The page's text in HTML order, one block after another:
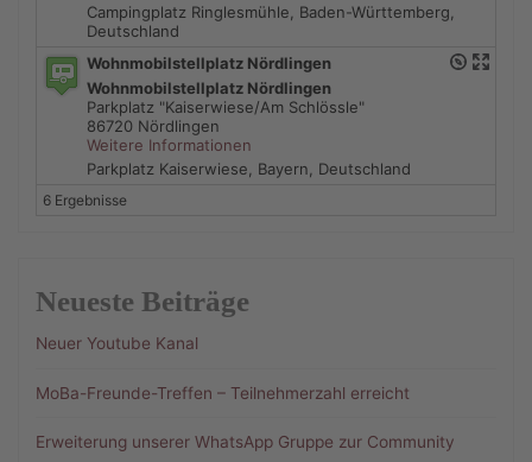
Campingplatz Ringlesmühle, Baden-Württemberg,
Deutschland
Wohnmobilstellplatz Nördlingen
Wohnmobilstellplatz Nördlingen
Parkplatz "Kaiserwiese/Am Schlössle"
86720 Nördlingen
Weitere Informationen
Parkplatz Kaiserwiese, Bayern, Deutschland
6 Ergebnisse
Neueste Beiträge
Neuer Youtube Kanal
MoBa-Freunde-Treffen – Teilnehmerzahl erreicht
Erweiterung unserer WhatsApp Gruppe zur Community